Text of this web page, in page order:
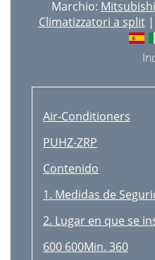
Marchio:
Climatizzatori a split|
Air-Conditioners
PUHZ-ZRP
Contenido
1. Medidas de
2. Lugar en que se
600 600Min. 360